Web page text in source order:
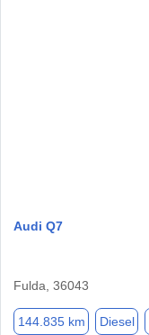
Audi Q7
Fulda, 36043
144.835 km Diesel